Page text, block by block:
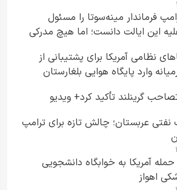
فرماندار مینه‌سوتا را مسئول
این ایالت دانست؛ اما هیچ مدرکی
نظامی آمریکا برای پشتیبانی از
وارد پایگاه هوایی بلغارستان
گرینلند تأکید کرد+ ویدیو
عربستان؛ چالش تازه برای ترامپ
آمریکا به خوابگاه دانشجویی
اهواز